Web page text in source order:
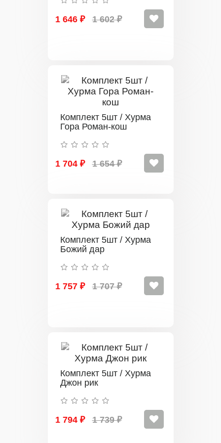
1 646 ₽ 1 602 ₽
Комплект 5шт / Хурма
Гора Роман-кош
1 704 ₽ 1 654 ₽
Комплект 5шт / Хурма
Божий дар
1 757 ₽ 1 707 ₽
Комплект 5шт / Хурма
Джон рик
1 794 ₽ 1 739 ₽